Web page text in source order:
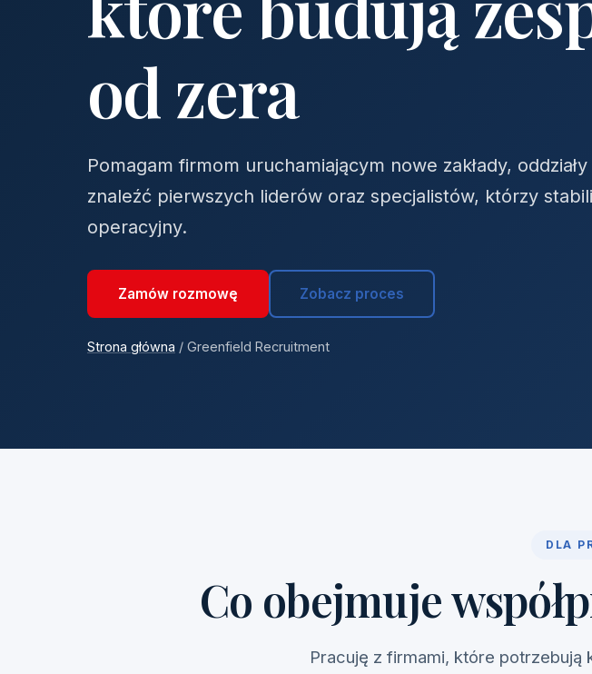
od zera
Pomagam firmom uruchamiającym nowe zakłady, oddziały
znaleźć pierwszych liderów oraz specjalistów, którzy
operacyjny.
Zamów rozmowę Zobacz proces
Strona główna / Greenfield Recruitment
DLA
Co obejmuje
Pracuję z firmami, które